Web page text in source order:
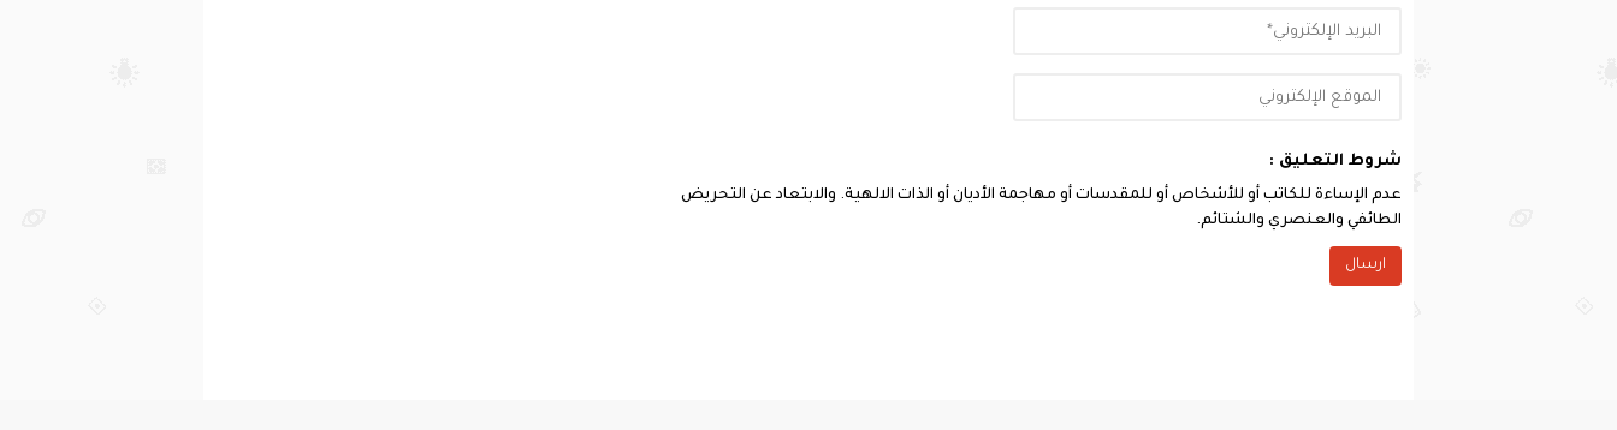
شروط التعليق :
عدم الإساءة للكاتب أو للأشخاص أو للمقدسات أو مهاجمة الأديان أو الذات الالهية. والابتعاد عن التحريض
الطائفي والعنصري والشتائم.